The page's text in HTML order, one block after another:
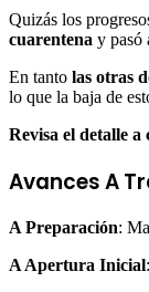
Quizás los
cuarentena y pasó
En tanto las otras
lo que la baja de
Revisa el detalle a
AvancesA
A Preparación:
A Apertura Inicial